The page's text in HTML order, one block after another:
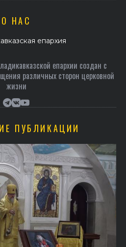
О НАС
епархии создан c
различных сторон церковной
жизни
ПУБЛИКАЦИИ